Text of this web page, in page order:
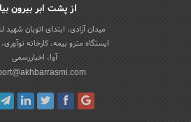
از پشت ابر بیرون
میدان آزادی، ابتدای اتوبان
ایستگاه مترو بیمه، کارخانه
آوا، اخباررسمی